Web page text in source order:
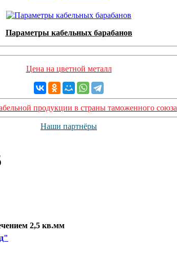
Параметры кабельных барабанов
Цена на цветной металл
продукции в страны таможенного союза
Наши партнёры
2,5 кв.мм